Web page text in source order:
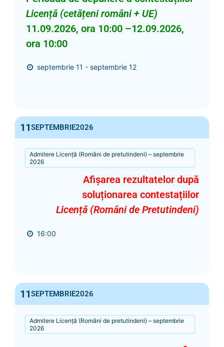
Licență (cetățeni români + UE)
11.09.2026, ora 10:00 –12.09.2026,
ora 10:00
septembrie 11 - septembrie 12
11SEPTEMBRIE2026
Admitere Licență (Români de pretutindeni) – septembrie
2026
Afișarea rezultatelor după
soluționarea contestațiilor
Licență (Români de Pretutindeni)
16:00
11SEPTEMBRIE2026
Admitere Licență (Români de pretutindeni) – septembrie
2026